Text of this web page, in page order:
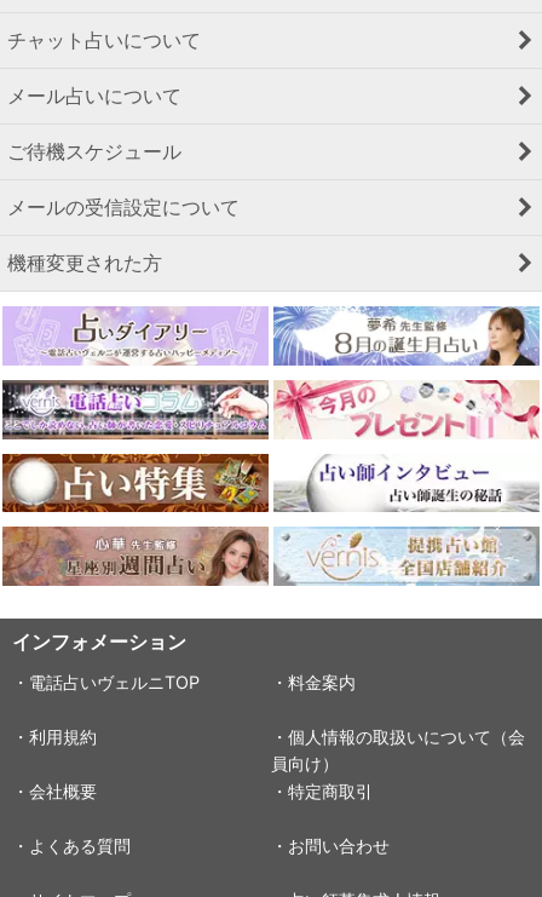
チャット占いについて
メール占いについて
ご待機スケジュール
メールの受信設定について
機種変更された方
インフォメーション
・電話占いヴェルニTOP ・料金案内
・利用規約
・個人情報の取扱いについて（会
員向け）
・会社概要
・特定商取引
・よくある質問 ・お問い合わせ